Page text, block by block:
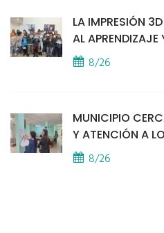
LA IMPRESIÓN
AL
8/26
MUNICIPIO
Y ATENCIÓN A
PROVINCIAL
8/26